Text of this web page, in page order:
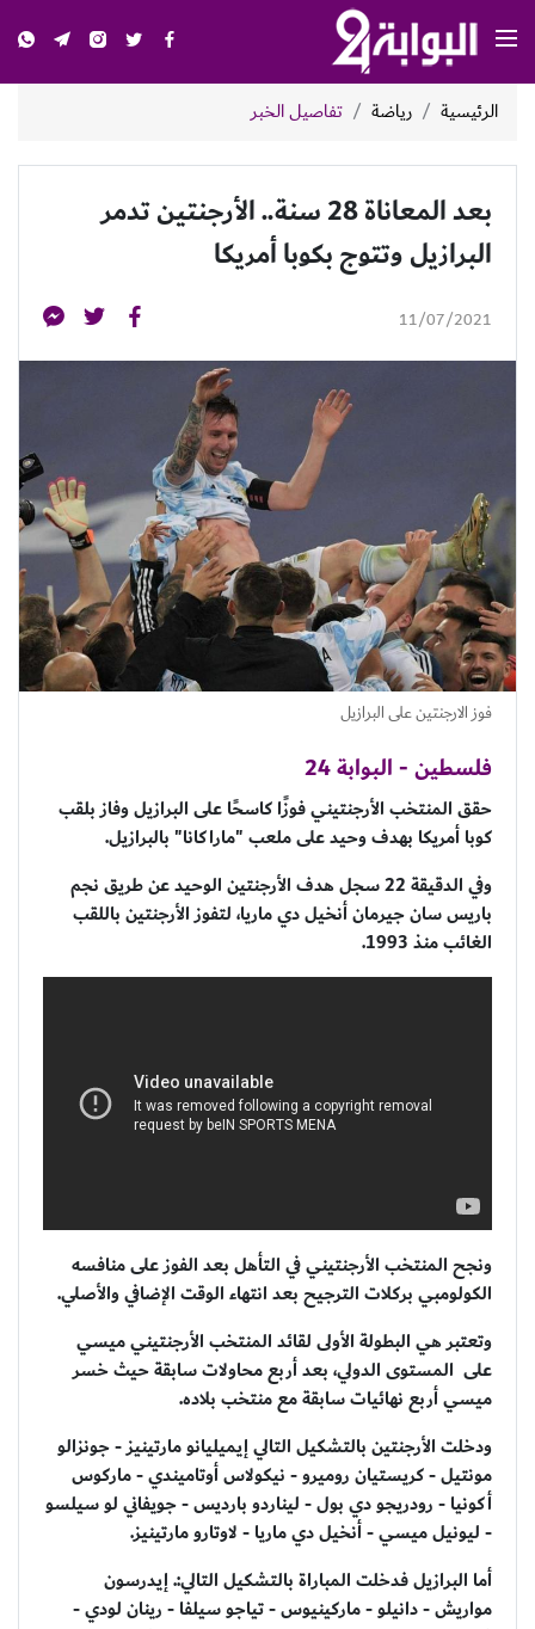
الرئيسية رياضة تفاصيل الخبر
بعد المعاناة 28 سنة.. الأرجنتين تدمر
البرازيل وتتوج بكوبا أمريكا
11/07/2021
فوز الارجنتين على البرازيل
فلسطين - البوابة 24
حقق المنتخب الأرجنتيني فوزًا كاسحًا على البرازيل وفاز بلقب
كوبا أمريكا بهدف وحيد على ملعب "ماراكانا" بالبرازيل.
وفي الدقيقة 22 سجل هدف الأرجنتين الوحيد عن طريق نجم
باريس سان جيرمان أنخيل دي ماريا، لتفوز الأرجنتين باللقب
الغائب منذ 1993.
ونجح المنتخب الأرجنتيني في التأهل بعد الفوز على منافسه
الكولومبي بركلات الترجيح بعد انتهاء الوقت الإضافي والأصلي.
وتعتبر هي البطولة الأولى لقائد المنتخب الأرجنتيني ميسي
على المستوى الدولي، بعد أربع محاولات سابقة حيث خسر
ميسي أربع نهائيات سابقة مع منتخب بلاده.
ودخلت الأرجنتين بالتشكيل التالي إيميليانو مارتينيز - جونزالو
مونتيل - كريستيان روميرو - نيكولاس أوتاميندي - ماركوس
أكونيا - رودريجو دي بول - ليناردو بارديس - جويفاني لو سيلسو
- ليونيل ميسي - أنخيل دي ماريا - لاوتارو مارتينيز.
أما البرازيل فدخلت المباراة بالتشكيل التالي:. إيدرسون
مواريش - دانيلو - ماركينيوس - تياجو سيلفا - رينان لودي -